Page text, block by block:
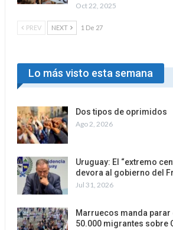
Oct 22, 2025
PREV NEXT 1 De 27
Lo más visto esta semana
Dos tipos de oprimidos
Ago 2, 2026
Uruguay: El “extremo
devora al gobierno del
Jul 31, 2026
Marruecos manda parar
50.000 migrantes sobre